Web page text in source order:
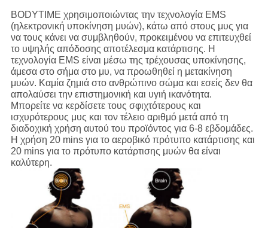
BODYTIME χρησιμοποιώντας την τεχνολογία EMS
(ηλεκτρονική υποκίνηση μυών), κάτω από στους μυς για
να τους κάνει να συμβληθούν, προκειμένου να επιτευχθεί
το υψηλής απόδοσης αποτέλεσμα κατάρτισης. Η
τεχνολογία EMS είναι μέσω της τρέχουσας υποκίνησης,
άμεσα στο σήμα στο μυ, να προωθηθεί η μετακίνηση
μυών. Καμία ζημιά στο ανθρώπινο σώμα και εσείς δεν θα
απολαύσει την επιστημονική και υγιή ικανότητα.
Μπορείτε να κερδίσετε τους σφιχτότερους και
ισχυρότερους μυς και τον τέλειο αριθμό μετά από τη
διαδοχική χρήση αυτού του προϊόντος για 6-8 εβδομάδες.
Η χρήση 20 mins για το αεροβικό πρότυπο κατάρτισης και
20 mins για το πρότυπο κατάρτισης μυών θα είναι
καλύτερη.